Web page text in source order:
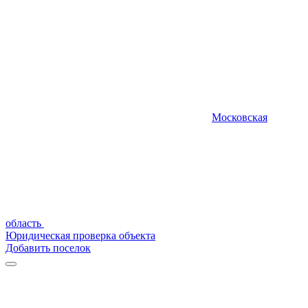
Московская
область
Юридическая проверка объекта
Добавить поселок